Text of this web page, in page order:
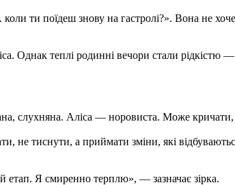
ти поїдеш знову на гастролі?». Вона не
теплі родинні вечори стали рідкістю —
Аліса — норовиста. Може кричати,
не тиснути, а приймати зміни, які
Я смиренно терплю», — зазначає зірка.